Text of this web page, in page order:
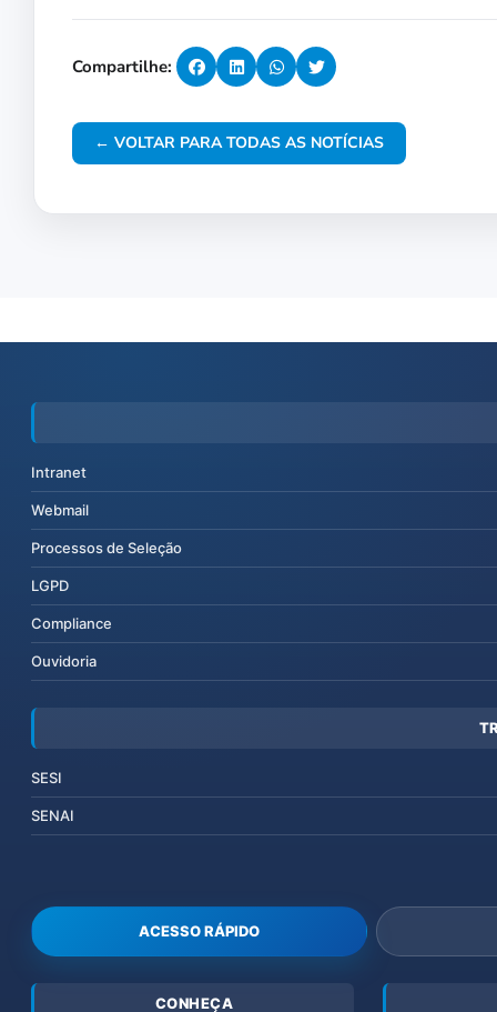
Compartilhe:
← VOLTAR PARA TODAS AS NOTÍCIAS
Intranet
Webmail
Processos de Seleção
LGPD
Compliance
Ouvidoria
SESI
SENAI
ACESSO RÁPIDO
CONHEÇA